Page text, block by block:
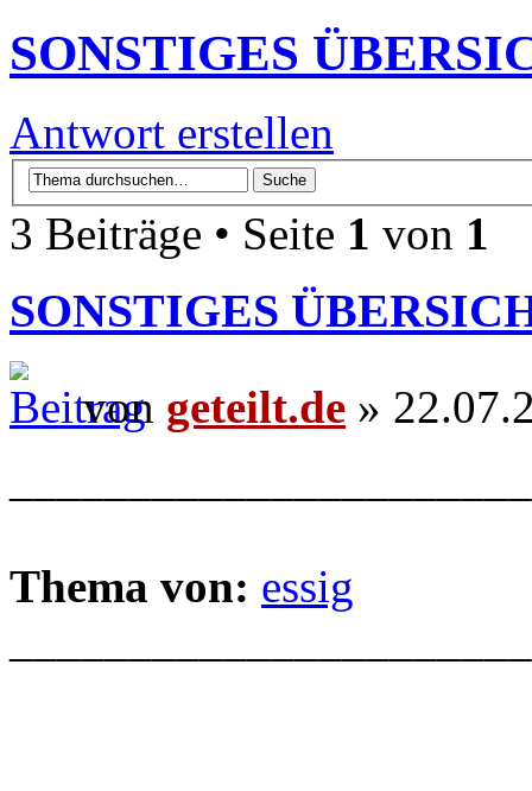
SONSTIGES
Antwort erstellen
3 Beiträge • Seite 1 von 1
SONSTIGES
von geteilt.de »
Thema von: essig